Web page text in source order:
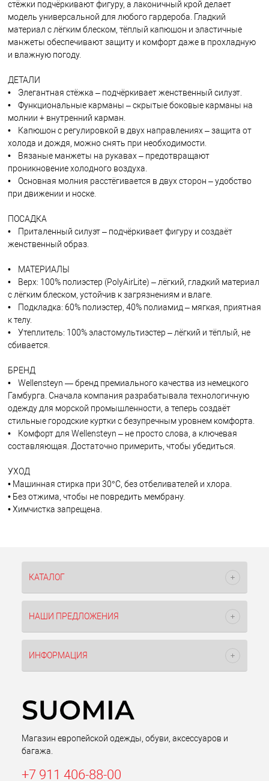
стёжки подчёркивают фигуру, а лаконичный крой делает
модель универсальной для любого гардероба. Гладкий
материал с лёгким блеском, тёплый капюшон и эластичные
манжеты обеспечивают защиту и комфорт даже в прохладную
и влажную погоду.
ДЕТАЛИ
• Элегантная стёжка – подчёркивает женственный силуэт.
• Функциональные карманы – скрытые боковые карманы на
молнии + внутренний карман.
• Капюшон с регулировкой в двух направлениях – защита от
холода и дождя, можно снять при необходимости.
• Вязаные манжеты на рукавах – предотвращают
проникновение холодного воздуха.
• Основная молния расстёгивается в двух сторон – удобство
при движении и носке.
ПОСАДКА
• Приталенный силуэт – подчёркивает фигуру и создаёт
женственный образ.
• МАТЕРИАЛЫ
• Верх: 100% полиэстер (PolyAirLite) – лёгкий, гладкий материал
с лёгким блеском, устойчив к загрязнениям и влаге.
• Подкладка: 60% полиэстер, 40% полиамид – мягкая, приятная
к телу.
• Утеплитель: 100% эластомультиэстер – лёгкий и тёплый, не
сбивается.
БРЕНД
• Wellensteyn — бренд премиального качества из немецкого
Гамбурга. Сначала компания разрабатывала технологичную
одежду для морской промышленности, а теперь создаёт
стильные городские куртки с безупречным уровнем комфорта.
• Комфорт для Wellensteyn – не просто слова, а ключевая
составляющая. Достаточно примерить, чтобы убедиться.
УХОД
• Машинная стирка при 30°C, без отбеливателей и хлора.
• Без отжима, чтобы не повредить мембрану.
• Химчистка запрещена.
КАТАЛОГ
НАШИ ПРЕДЛОЖЕНИЯ
ИНФОРМАЦИЯ
Магазин европейской одежды, обуви, аксессуаров и
багажа.
+7 911 406-88-00